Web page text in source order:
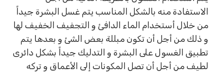
الاستفادة منه بالشكل المناسب يتم غسل البشرة جيداً
من خلال أستخدام الماء الدافئ و التجفيف الخفيف لها
و ذلك من أجل أن تكون مبللة بعض الشئ و بعدها يتم
تطبيق الغسول على البشرة و التدليك جيداً بشكل دائرى
لطيف من أجل أن تصل المكونات إلى الأعماق و تركه